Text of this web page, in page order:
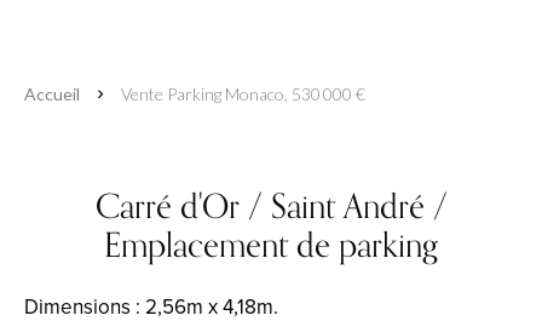
Accueil Vente Parking Monaco, 530 000 €
Carré d'Or / Saint André /
Emplacement de parking
Dimensions : 2,56m x 4,18m.